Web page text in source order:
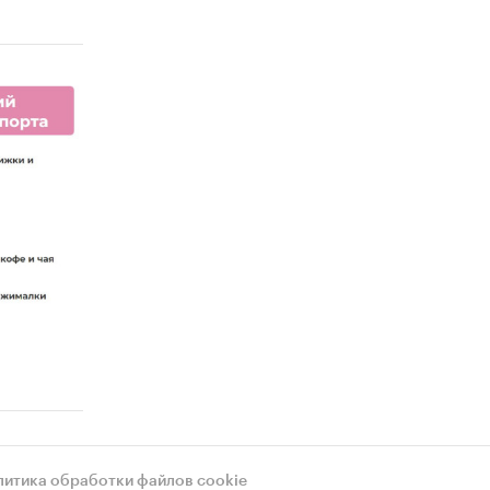
обработки файлов cookie